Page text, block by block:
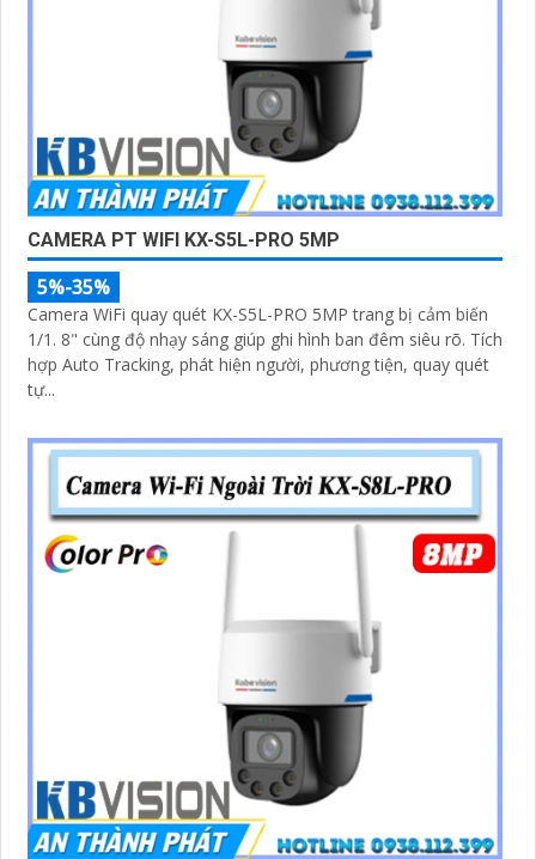
CAMERA PT WIFI KX-S5L-PRO 5MP
5%-35%
Camera WiFi quay quét KX-S5L-PRO 5MP trang bị cảm biến
1/1. 8" cùng độ nhạy sáng giúp ghi hình ban đêm siêu rõ. Tích
hợp Auto Tracking, phát hiện người, phương tiện, quay quét
tự...